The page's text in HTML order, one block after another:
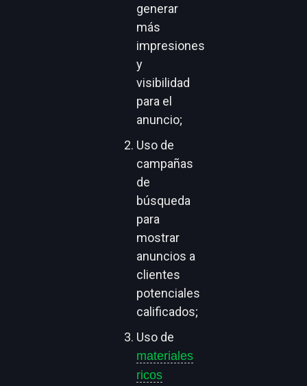
generar
más
impresiones
y
visibilidad
para el
anuncio;
Uso de
campañas
de
búsqueda
para
mostrar
anuncios a
clientes
potenciales
calificados;
Uso de
materiales
ricos